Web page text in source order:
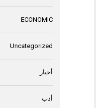
ECONOMIC
Uncategorized
أخبار
أدب